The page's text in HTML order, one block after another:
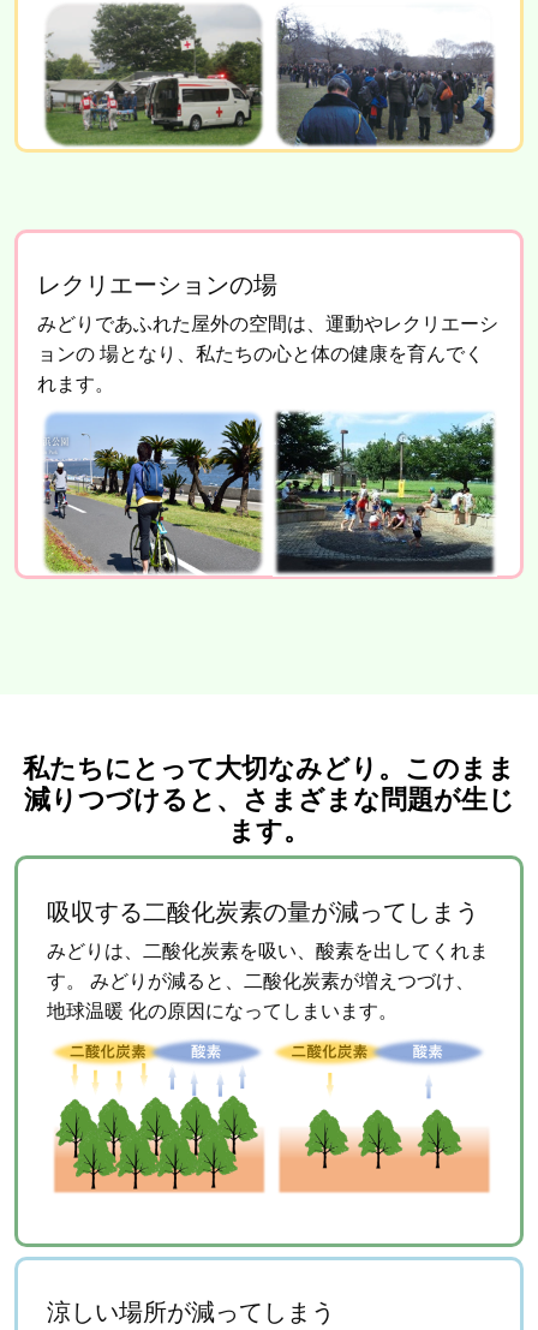
レクリエーションの場
みどりであふれた屋外の空間は、運動やレクリエーシ
ョンの場となり、私たちの心と体の健康を育んでく
れます。
私たちにとって大切なみどり。このまま
減りつづけると、さまざまな問題が生じ
ます。
吸収する二酸化炭素の量が減ってしまう
みどりは、二酸化炭素を吸い、酸素を出してくれま
す。 みどりが減ると、二酸化炭素が増えつづけ、
地球温暖 化の原因になってしまいます。
涼しい場所が減ってしまう